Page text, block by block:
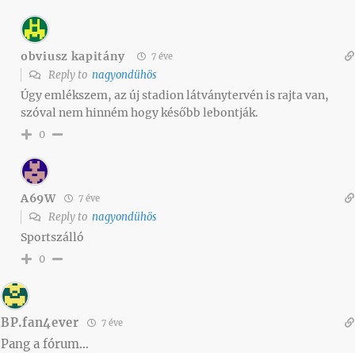
obviusz kapitány 7 éve
Reply to nagyondühös
Úgy emlékszem, az új stadion látványtervén is rajta van,
szóval nem hinném hogy később lebontják.
0
A69W 7 éve
Reply to nagyondühös
Sportszálló
0
BP.fan4ever 7 éve
Pang a fórum…